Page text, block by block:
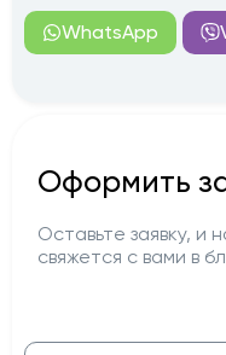
WhatsApp
Оформить
Оставьте заявку, и
свяжется с вами в